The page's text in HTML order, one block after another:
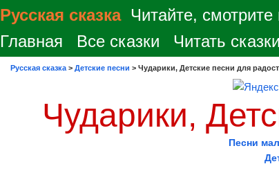
Русская сказка Читайте, смотрите
Главная
Все сказки Читать сказки
Русская сказка > Детские песни > Чударики, Детские песни для
Чударики,
Песни